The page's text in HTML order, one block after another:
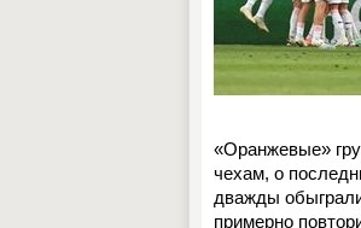
«Оранжевые»
чехам, о
дважды
примерно